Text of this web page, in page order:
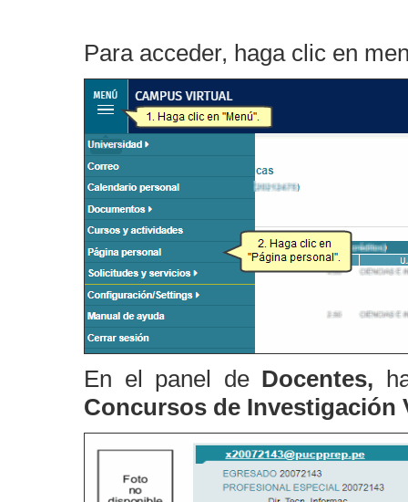
Para acceder, haga clic en
En el panel de Docentes,
Concursos de Investigación